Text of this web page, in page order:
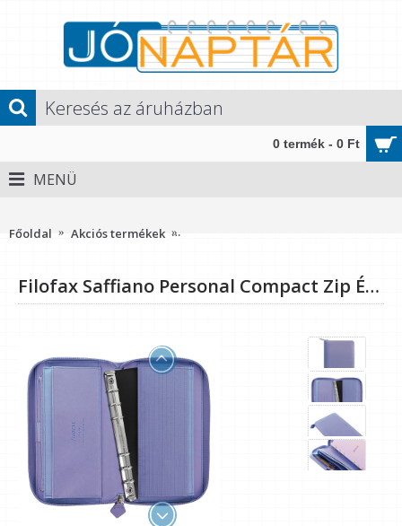
0 termék - 0 Ft
MENÜ
Főoldal Akciós termékek
Filofax Saffiano Personal Compact Zip Égkék